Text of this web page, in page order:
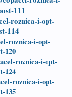
111
roznica-i-opt-
114
roznica-i-opt-
120
roznica-i-opt-
124
roznica-i-opt-
135